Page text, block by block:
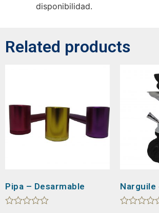
disponibilidad.
Related products
Pipa – Desarmable Narguile